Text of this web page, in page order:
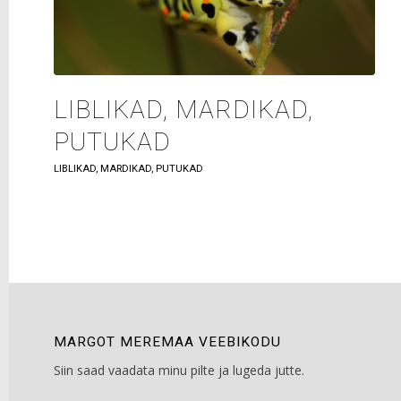
LIBLIKAD, MARDIKAD,
PUTUKAD
LIBLIKAD, MARDIKAD, PUTUKAD
MARGOT MEREMAA VEEBIKODU
Siin saad vaadata minu pilte ja lugeda jutte.